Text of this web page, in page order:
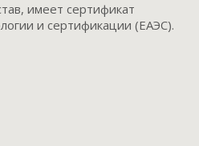
имеет сертификат
и сертификации (ЕАЭС).